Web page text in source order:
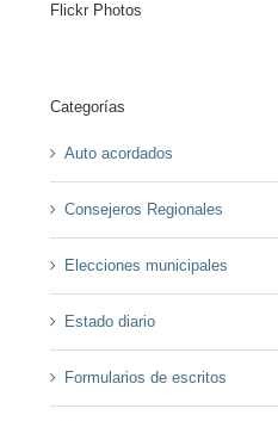
Flickr Photos
Categorías
Auto acordados
Consejeros Regionales
Elecciones municipales
Estado diario
Formularios de escritos